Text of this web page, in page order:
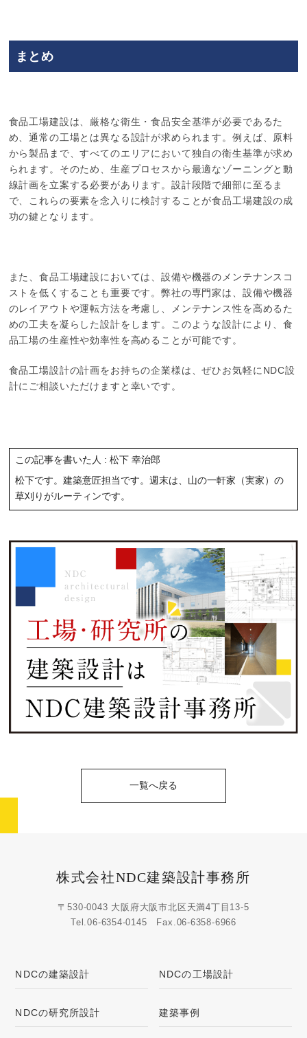
まとめ
食品工場建設は、厳格な衛生・食品安全基準が必要であるた
め、通常の工場とは異なる設計が求められます。例えば、原料
から製品まで、すべてのエリアにおいて独自の衛生基準が求め
られます。そのため、生産プロセスから最適なゾーニングと動
線計画を立案する必要があります。設計段階で細部に至るま
で、これらの要素を念入りに検討することが食品工場建設の成
功の鍵となります。
また、食品工場建設においては、設備や機器のメンテナンスコ
ストを低くすることも重要です。弊社の専門家は、設備や機器
のレイアウトや運転方法を考慮し、メンテナンス性を高めるた
めの工夫を凝らした設計をします。このような設計により、食
品工場の生産性や効率性を高めることが可能です。
食品工場設計の計画をお持ちの企業様は、ぜひお気軽にNDC設
計にご相談いただけますと幸いです。
この記事を書いた人 : 松下 幸治郎
松下です。建築意匠担当です。週末は、山の一軒家（実家）の
草刈りがルーティンです。
一覧へ戻る
株式会社NDC建築設計事務所
〒530-0043 大阪府大阪市北区天満4丁目13-5
Tel.06-6354-0145 Fax.06-6358-6966
NDCの建築設計 NDCの工場設計
NDCの研究所設計 建築事例